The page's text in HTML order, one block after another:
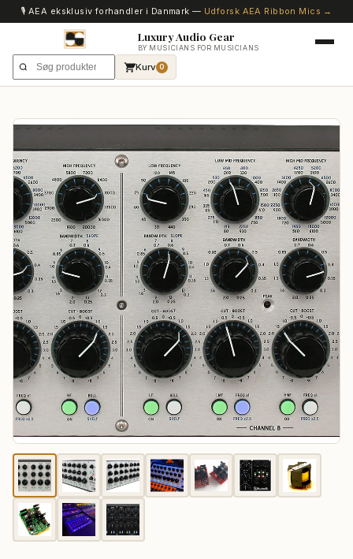
🎙️ AEA eksklusiv forhandler i Danmark — Udforsk AEA Ribbon Mics →
Luxury Audio Gear
BY MUSICIANS FOR MUSICIANS
Kurv 0